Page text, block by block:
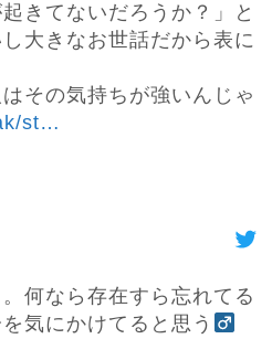
きてないだろうか？」と
大きなお世話だから表に
st…
何なら存在すら忘れてる
気にかけてると思う